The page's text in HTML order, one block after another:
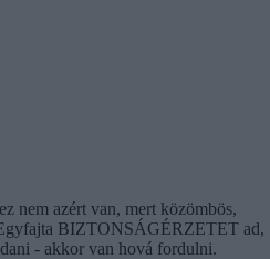
nem azért van, mert közömbös,
BIZTONSÁGÉRZETET ad,
- akkor van hová fordulni.